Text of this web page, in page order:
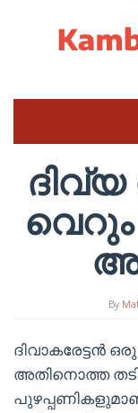
By
ദിവാകരേട്ടൻ
അതിനൊത്ത